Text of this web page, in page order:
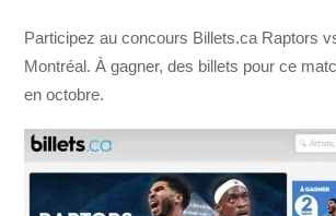
Participez au concours Billets.ca Raptors
Montréal. À gagner, des billets pour ce
en octobre.